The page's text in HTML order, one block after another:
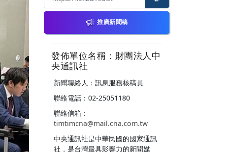
推廣新聞稿
發佈單位名稱：財團法人中
央通訊社
新聞聯絡人：訊息服務核稿員
聯絡電話：02-25051180
聯絡信箱：
timtimcna@mail.cna.com.tw
中央通訊社是中華民國的國家通訊
社，是台灣最具影響力的新聞媒